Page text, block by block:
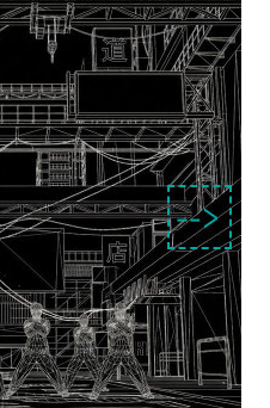
‑‑>